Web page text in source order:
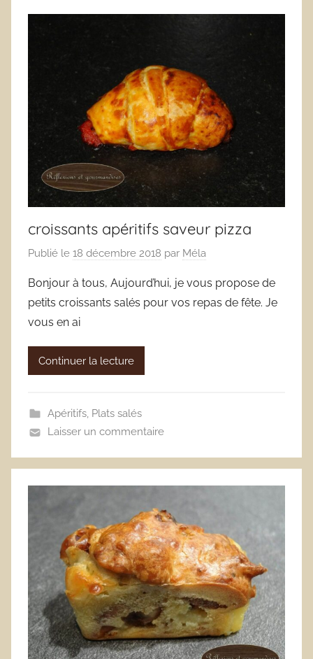
croissants apéritifs saveur pizza
Publié le 18 décembre 2018 par Méla
Bonjour à tous, Aujourd’hui, je vous propose de
petits croissants salés pour vos repas de fête. Je
vous en ai
Continuer la lecture
Apéritifs, Plats salés
Laisser un commentaire